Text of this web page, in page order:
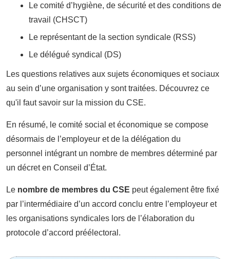
Le comité d’hygiène, de sécurité et des conditions de
travail (CHSCT)
Le représentant de la section syndicale (RSS)
Le délégué syndical (DS)
Les questions relatives aux sujets économiques et sociaux
au sein d’une organisation y sont traitées. Découvrez ce
qu'il faut savoir sur la mission du CSE.
En résumé, le comité social et économique se compose
désormais de l’employeur et de la délégation du
personnel intégrant un nombre de membres déterminé par
un décret en Conseil d’État.
Le nombre de membres du CSE peut également être fixé
par l’intermédiaire d’un accord conclu entre l’employeur et
les organisations syndicales lors de l’élaboration du
protocole d’accord préélectoral.